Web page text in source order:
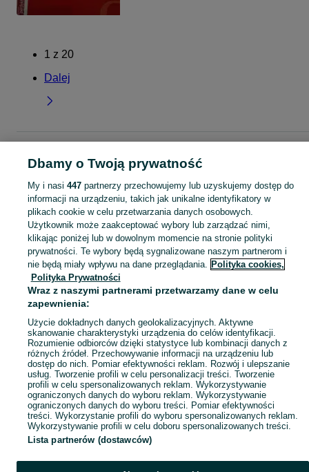
1 z 20
Dalej
Lubuskie
Materiały językowe - Gorzów Wielkopolski
KATEGORIA
Zobacz
Mapa kategorii
Mapa miejscowości
Mapa ministron
Popularne wyszukiwania
Dbamy o Twoją prywatność
My i nasi 447partnerzy przechowujemy lub uzyskujemy dostęp do
informacji na urządzeniu, takich jak unikalne identyfikatory w
plikach cookie w celu przetwarzania danych osobowych.
Użytkownik może zaakceptować wybory lub zarządzać nimi,
klikając poniżej lub w dowolnym momencie na stronie polityki
prywatności. Te wybory będą sygnalizowane naszym partnerom i
nie będą miały wpływu na dane przeglądania. Polityka cookies,
Polityka Prywatności
Wraz z naszymi partnerami przetwarzamy dane w celu
zapewnienia:
Użycie dokładnych danych geolokalizacyjnych. Aktywne
skanowanie charakterystyki urządzenia do celów identyfikacji.
Rozumienie odbiorców dzięki statystyce lub kombinacji danych z
różnych źródeł. Przechowywanie informacji na urządzeniu lub
dostęp do nich. Pomiar efektywności reklam. Rozwój i ulepszanie
usług. Tworzenie profili w celu personalizacji treści. Tworzenie
profili w celu spersonalizowanych reklam. Wykorzystywanie
ograniczonych danych do wyboru reklam. Wykorzystywanie
ograniczonych danych do wyboru treści. Pomiar efektywności
treści. Wykorzystanie profili do wyboru spersonalizowanych reklam.
Wykorzystywanie profili w celu doboru spersonalizowanych treści.
Lista partnerów (dostawców)